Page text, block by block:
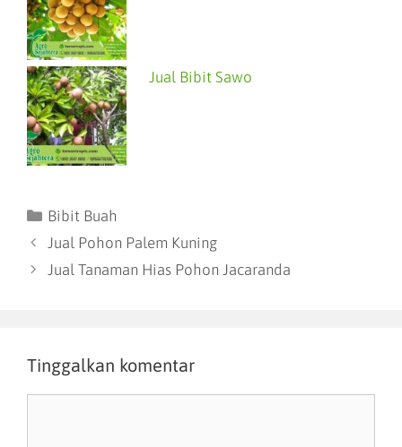
Jual Bibit Sawo
Bibit Buah
Jual Pohon Palem Kuning
Jual Tanaman Hias Pohon Jacaranda
Tinggalkan komentar